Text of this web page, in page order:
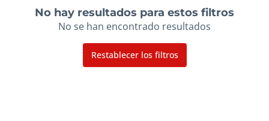
No hay resultados para estos filtros
No se han encontrado resultados
Restablecer los filtros